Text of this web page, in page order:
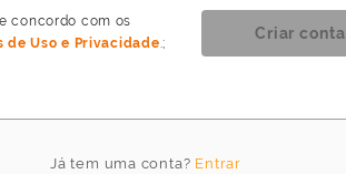
Cancelar Atualizar
concordo com os
de Uso e Privacidade .;
Criar conta
Já tem uma conta? Entrar